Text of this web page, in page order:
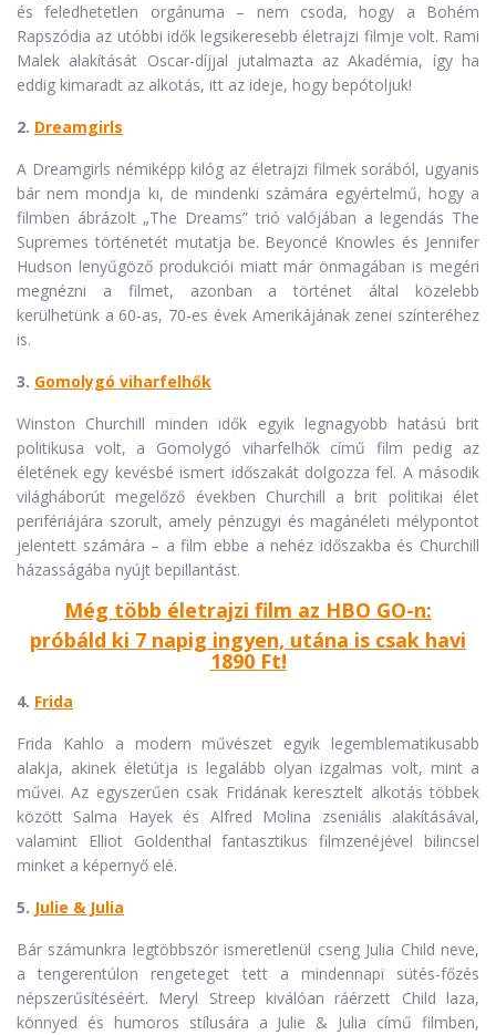
és feledhetetlen orgánuma – nem csoda, hogy a Bohém
Rapszódia az utóbbi idők legsikeresebb életrajzi filmje volt. Rami
Malek alakítását Oscar-díjjal jutalmazta az Akadémia, így ha
eddig kimaradt az alkotás, itt az ideje, hogy bepótoljuk!
2. Dreamgirls
A Dreamgirls némiképp kilóg az életrajzi filmek sorából, ugyanis
bár nem mondja ki, de mindenki számára egyértelmű, hogy a
filmben ábrázolt „The Dreams” trió valójában a legendás The
Supremes történetét mutatja be. Beyoncé Knowles és Jennifer
Hudson lenyűgöző produkciói miatt már önmagában is megéri
megnézni a filmet, azonban a történet által közelebb
kerülhetünk a 60-as, 70-es évek Amerikájának zenei színteréhez
is.
3. Gomolygó viharfelhők
Winston Churchill minden idők egyik legnagyobb hatású brit
politikusa volt, a Gomolygó viharfelhők című film pedig az
életének egy kevésbé ismert időszakát dolgozza fel. A második
világháborút megelőző években Churchill a brit politikai élet
perifériájára szorult, amely pénzügyi és magánéleti mélypontot
jelentett számára – a film ebbe a nehéz időszakba és Churchill
házasságába nyújt bepillantást.
Még több életrajzi film az HBO GO-n:
próbáld ki 7 napig ingyen, utána is csak havi
1890 Ft!
4. Frida
Frida Kahlo a modern művészet egyik legemblematikusabb
alakja, akinek életútja is legalább olyan izgalmas volt, mint a
művei. Az egyszerűen csak Fridának keresztelt alkotás többek
között Salma Hayek és Alfred Molina zseniális alakításával,
valamint Elliot Goldenthal fantasztikus filmzenéjével bilincsel
minket a képernyő elé.
5. Julie & Julia
Bár számunkra legtöbbször ismeretlenül cseng Julia Child neve,
a tengerentúlon rengeteget tett a mindennapi sütés-főzés
népszerűsítéséért. Meryl Streep kiválóan ráérzett Child laza,
könnyed és humoros stílusára a Julie & Julia című filmben,